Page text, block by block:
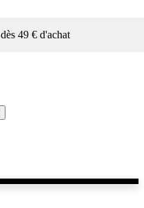
dès 49 € d'achat